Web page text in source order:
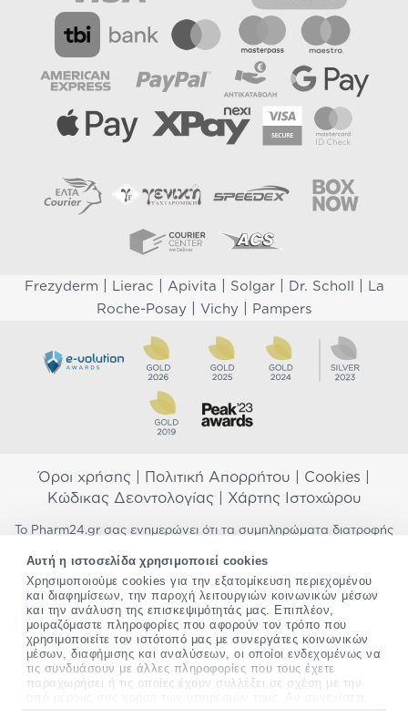
Αυτή η ιστοσελίδα χρησιμοποιεί cookies
Χρησιμοποιούμε cookies για την εξατομίκευση περιεχομένου
και διαφημίσεων, την παροχή λειτουργιών κοινωνικών μέσων
και την ανάλυση της επισκεψιμότητάς μας. Επιπλέον,
μοιραζόμαστε πληροφορίες που αφορούν τον τρόπο που
χρησιμοποιείτε τον ιστότοπό μας με συνεργάτες κοινωνικών
μέσων, διαφήμισης και αναλύσεων, οι οποίοι ενδεχομένως να
τις συνδυάσουν με άλλες πληροφορίες που τους έχετε
παραχωρήσει ή τις οποίες έχουν συλλέξει σε σχέση με την
Frezyderm Lierac Apivita Solgar| Dr. Scholl
La
Roche-Posay
Vichy Pampers
Όροι χρήσης Πολιτική Απορρήτου Cookies
Κώδικας Δεοντολογίας| Χάρτης Ιστοχώρου
Το Pharm24.gr σας ενημερώνει ότι τα συμπληρώματα διατροφής
προορίζονται για την πρόληψη, αγωγή ή θεραπεία ανθρώπινης
νόσου. Συμβουλευτείτε τον γιατρό σας εάν είστε έγκυος,
θηλάζετε, ακολουθείτε παράλληλα φαρμακευτική αγωγή ή
αντιμετωπίζετε προβλήματα υγείας πριν χρησιμοποιήσετε
οποιοδήποτε συμπλήρωμα διατροφής. Προσπαθούμε διαρκώς να
σας παρέχουμε ακριβείς και έγκυρες πληροφορίες. Σε περίπτωση
που έχετε κάποια ερώτηση ή παρατήρηση σχετικά με αυτές,
παρακαλώεπικοινωνήστε μαζί μας.